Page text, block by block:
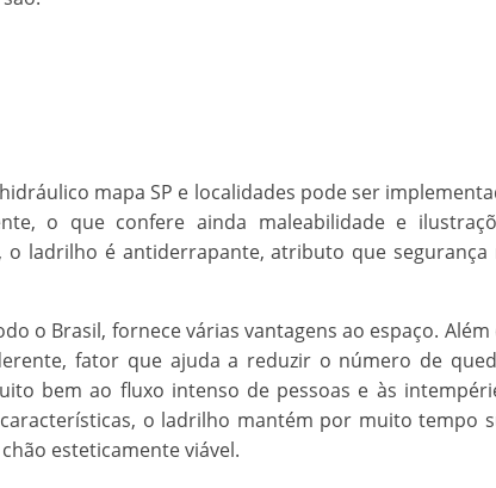
mapa SP e localidades pode ser
o que confere ainda maleabilidade e
ladrilho é antiderrapante, atributo que segurança
o Brasil, fornece várias vantagens ao espaço. Além
fator que ajuda a reduzir o número de
bem ao fluxo intenso de pessoas e às
o ladrilho mantém por muito tempo
esteticamente viável.